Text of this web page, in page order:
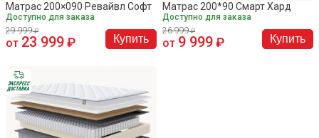
Матрас 200×090 Ревайвл Софт
Доступно для заказа
29 999
от 23 999 Купить
Матрас 200*90 Смарт Хард
Доступно для заказа
26 999
от 9 999 Купить